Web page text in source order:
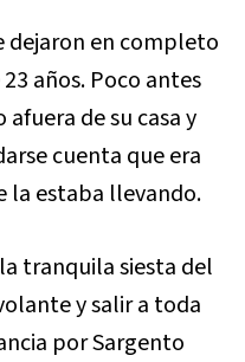
dejaron en completo
años. Poco antes
de su casa y
cuenta que era
la estaba llevando.
tranquila siesta del
y salir a toda
por Sargento